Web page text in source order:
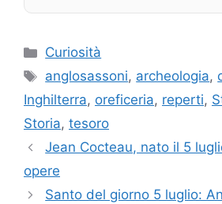
Categorie
Curiosità
Tag
anglosassoni, archeologia,
Inghilterra, oreficeria, reperti,
Storia, tesoro
Jean Cocteau, nato il 5
opere
Santo del giorno 5 luglio: